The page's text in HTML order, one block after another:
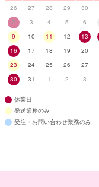
26
27 28 29 30
2
3 4 5 6
9
10 11 12 13
16
17 18 19 20
23
24 25 26 27
30
31 1 2 3
休業日
発送業務のみ
受注・お問い合わせ業務のみ